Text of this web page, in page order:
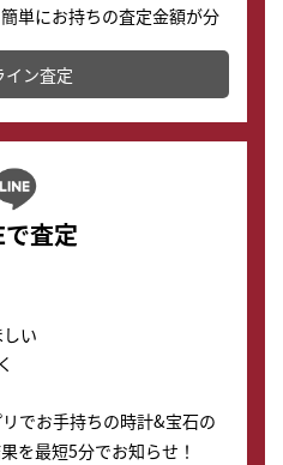
単にお持ちの査定金額が分
イン査定
査定
い
でお手持ちの時計&宝石の
を最短5分でお知らせ！